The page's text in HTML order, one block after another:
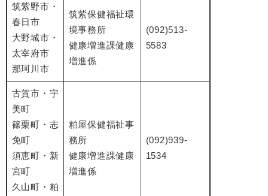
筑紫野市・
春日市
大野城市・
太宰府市
那珂川市
筑紫保健福祉環
境事務所
健康増進課健康
増進係
(092)513-
5583
古賀市・宇
美町
篠栗町・志
免町
須恵町・新
宮町
久山町・粕
粕屋保健福祉事
務所
健康増進課健康
増進係
(092)939-
1534